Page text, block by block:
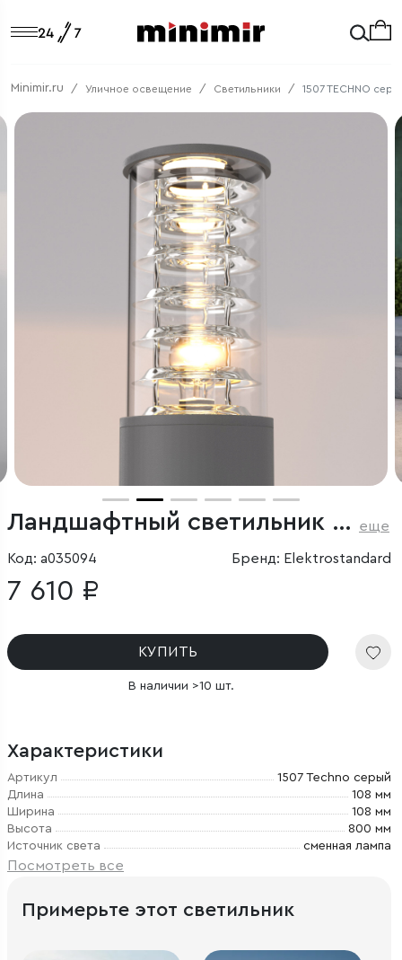
Minimir.ru Уличное освещение Светильники 1507 TECHNO
Ландшафтный светильник 1507 Techno серый IP54 еще
Код: a035094 Бренд: Elektrostandard
7 610 ₽
КУПИТЬ
В наличии >10 шт.
Характеристики
Артикул
1507 Techno серый
Длина
108 мм
Ширина
108 мм
Высота
800 мм
Источник света
сменная лампа
Посмотреть все
Примерьте этот светильник